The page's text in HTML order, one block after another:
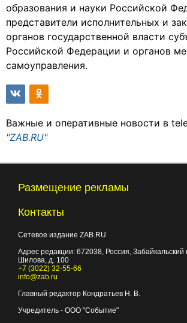
образования и науки Российской
представители исполнительных и
органов государственной власти
Российской Федерации и органов
самоуправления.
Важные и оперативные новости в
"ZAB.RU"
Размещение рекламы
Контакты
Сетевое издание ZAB.RU
Адрес редакции: 672038, Россия, Забайкальский
Шилова, д. 100
+7 (3022) 32-55-66
info@zab.ru
Главный редактор Кондратьев Н. В.
Учредитель - ООО "Событие"